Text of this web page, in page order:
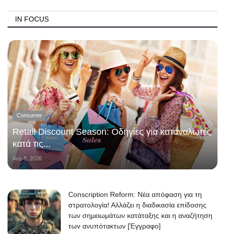
IN FOCUS
Consumer
Retail Discount Season: Οδηγίες για καταναλωτές
κατά τις...
Αυγ 8, 2026
Conscription Reform: Νέα απόφαση για τη
στρατολογία! Αλλάζει η διαδικασία επίδοσης
των σημειωμάτων κατάταξης και η αναζήτηση
των ανυπότακτων [Έγγραφο]